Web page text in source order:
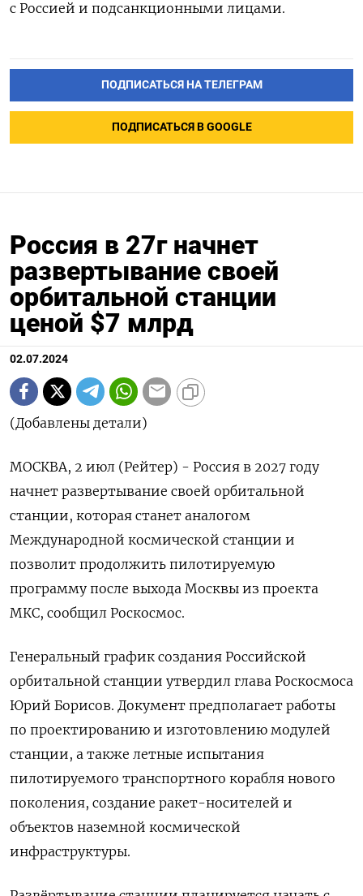
с Россией и подсанкционными лицами.
ПОДПИСАТЬСЯ НА ТЕЛЕГРАМ
ПОДПИСАТЬСЯ В GOOGLE
Россия в 27г начнет
развертывание своей
орбитальной станции
ценой $7 млрд
02.07.2024
(Добавлены детали)
МОСКВА, 2 июл (Рейтер) - Россия в 2027 году
начнет развертывание своей орбитальной
станции, которая станет аналогом
Международной космической станции и
позволит продолжить пилотируемую
программу после выхода Москвы из проекта
МКС, сообщил Роскосмос.
Генеральный график создания Российской
орбитальной станции утвердил глава Роскосмоса
Юрий Борисов. Документ предполагает работы
по проектированию и изготовлению модулей
станции, а также летные испытания
пилотируемого транспортного корабля нового
поколения, создание ракет-носителей и
объектов наземной космической
инфраструктуры.